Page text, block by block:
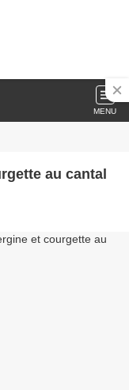
MENU
au cantal